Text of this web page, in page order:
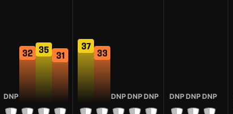
DNP
32 35
31
37
33
DNPDNPDNP DNPDNPDNP